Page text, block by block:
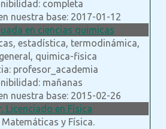
completa
nuestra base: 2017-01-12
en ciencias quimicas
estadística, termodinámica,
quimica-fisica
profesor_academia
mañanas
nuestra base: 2015-02-26
Licenciado en Física
y Física.